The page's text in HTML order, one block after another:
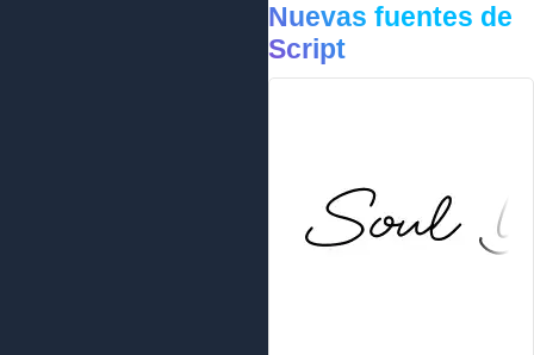
Nuevas fuentes de
Script